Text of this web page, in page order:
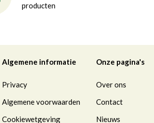
producten
Algemene informatie
Privacy
Algemene voorwaarden
Cookiewetgeving
Onze pagina's
Over ons
Contact
Nieuws